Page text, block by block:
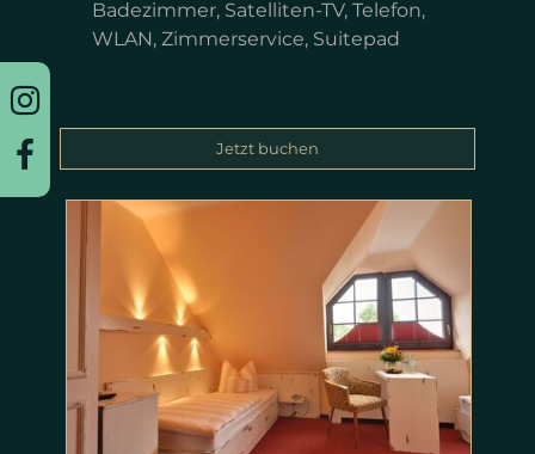
Badezimmer, Satelliten-TV, Telefon,
WLAN, Zimmerservice, Suitepad
Jetzt buchen